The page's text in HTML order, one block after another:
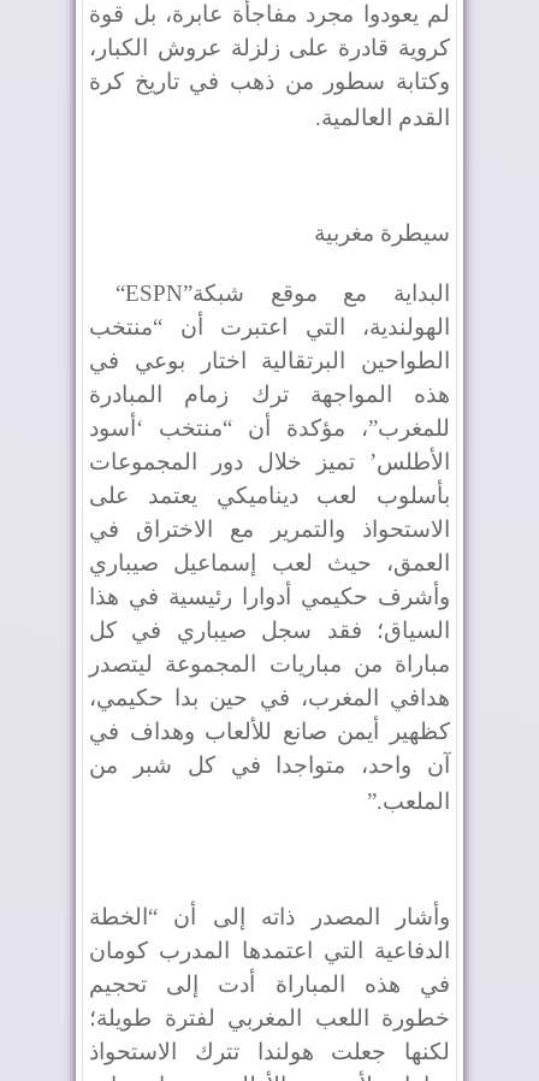
لم يعودوا مجرد مفاجأة عابرة، بل قوة
كروية قادرة على زلزلة عروش الكبار،
وكتابة سطور من ذهب في تاريخ كرة
القدم العالمية.
سيطرة مغربية
البداية مع موقع شبكة“ESPN”
الهولندية، التي اعتبرت أن “منتخب
الطواحين البرتقالية اختار بوعي في
هذه المواجهة ترك زمام المبادرة
للمغرب”، مؤكدة أن “منتخب ‘أسود
الأطلس’ تميز خلال دور المجموعات
بأسلوب لعب ديناميكي يعتمد على
الاستحواذ والتمرير مع الاختراق في
العمق، حيث لعب إسماعيل صيباري
وأشرف حكيمي أدوارا رئيسية في هذا
السياق؛ فقد سجل صيباري في كل
مباراة من مباريات المجموعة ليتصدر
هدافي المغرب، في حين بدا حكيمي،
كظهير أيمن صانع للألعاب وهداف في
آن واحد، متواجدا في كل شبر من
الملعب”.
وأشار المصدر ذاته إلى أن “الخطة
الدفاعية التي اعتمدها المدرب كومان
في هذه المباراة أدت إلى تحجيم
خطورة اللعب المغربي لفترة طويلة؛
لكنها جعلت هولندا تترك الاستحواذ